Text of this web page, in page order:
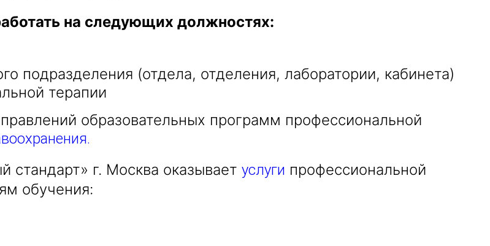
на следующих должностях:
подразделения (отдела, отделения, лаборатории, кабинета)
терапии
образовательных программ профессиональной
г. Москва оказывает услуги профессиональной
обучения: